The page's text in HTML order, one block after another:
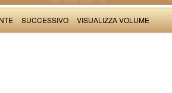
SUCCESSIVO VISUALIZZA VOLUME